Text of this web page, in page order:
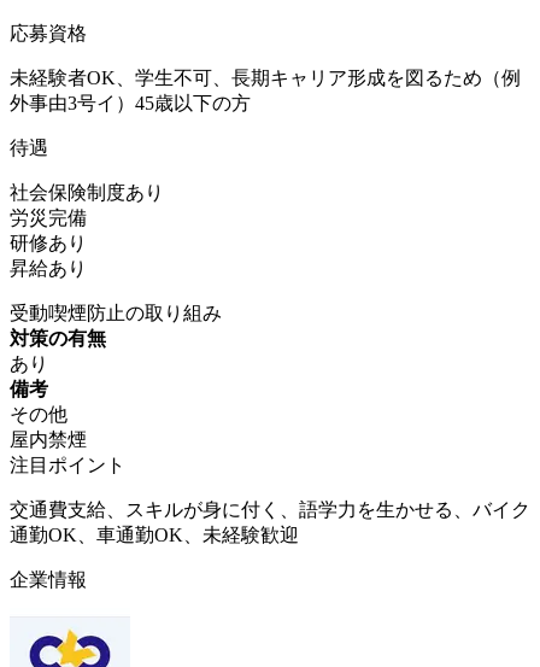
応募資格
未経験者OK、学生不可、長期キャリア形成を図るため（例
外事由3号イ）45歳以下の方
待遇
社会保険制度あり
労災完備
研修あり
昇給あり
受動喫煙防止の取り組み
対策の有無
あり
備考
その他
屋内禁煙
注目ポイント
交通費支給、スキルが身に付く、語学力を生かせる、バイク
通勤OK、車通勤OK、未経験歓迎
企業情報